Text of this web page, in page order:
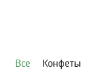
Все Конфеты